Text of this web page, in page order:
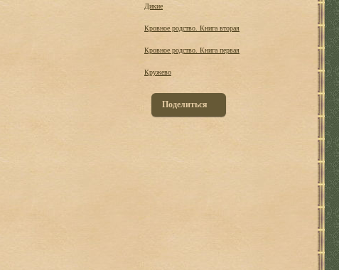
Дикие
Кровное родство. Книга вторая
Кровное родство. Книга первая
Кружево
Поделиться